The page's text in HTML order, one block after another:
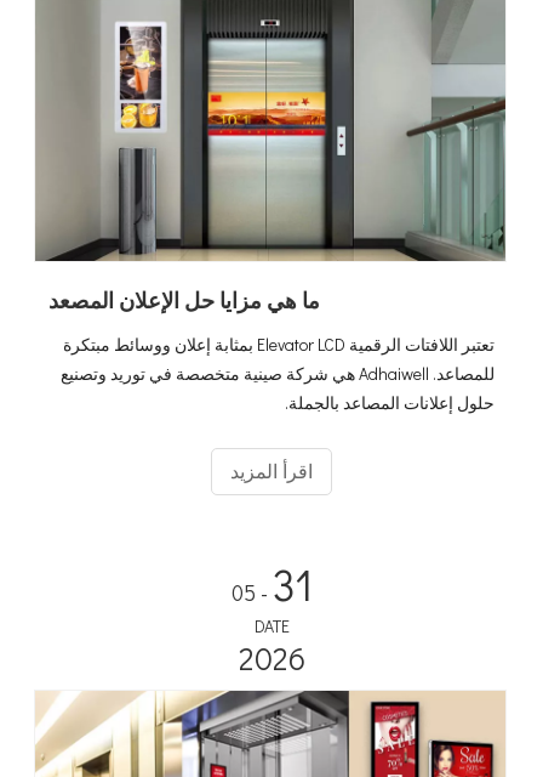
ما هي مزايا حل الإعلان المصعد
تعتبر اللافتات الرقمية Elevator LCD بمثابة إعلان ووسائط مبتكرة
للمصاعد. Adhaiwell هي شركة صينية متخصصة في توريد وتصنيع
حلول إعلانات المصاعد بالجملة.
اقرأ المزيد
31
- 05
DATE
2026